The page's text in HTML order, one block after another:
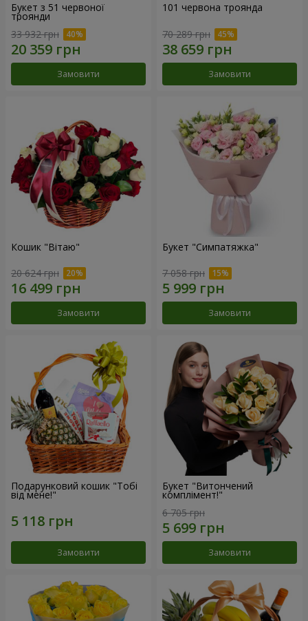
Букет з 51 червоної
троянди
33 932 грн
Замовити
101 червона троянда
70 289 грн
Замовити
Кошик "Вітаю"
20 624 грн
Замовити
Букет "Симпатяжка"
7 058 грн
Замовити
Подарунковий кошик "Тобі
від мене!"
Замовити
Букет "Витончений
комплімент!"
6 705 грн
Замовити